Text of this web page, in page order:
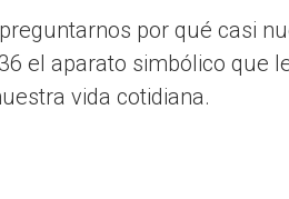
por qué casi
el aparato simbólico que
vida cotidiana.